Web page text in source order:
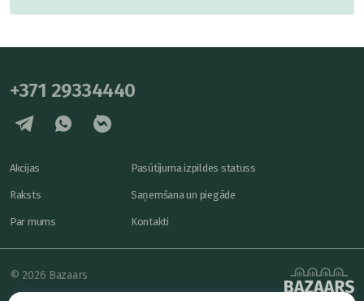
+371 29334440
Akcijas
Raksts
Par mums
Pasūtījuma izpildes statuss
Saņemšana un piegāde
Kontakti
© 2026 Bazaars